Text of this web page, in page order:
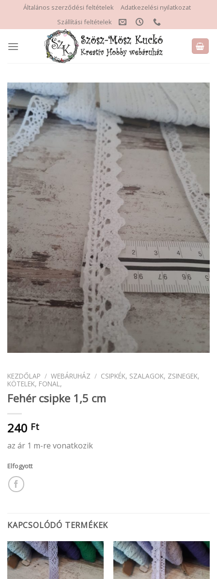
content
Általános szerződési feltételek
Adatkezelési nyilatkozat
Szállítási feltételek
KEZDŐLAP / WEBÁRUHÁZ / CSIPKÉK, SZALAGOK, ZSINEGEK,
KÖTELEK, FONAL,
Fehér csipke 1,5 cm
240 Ft
az ár 1 m-re vonatkozik
Elfogyott
KAPCSOLÓDÓ TERMÉKEK